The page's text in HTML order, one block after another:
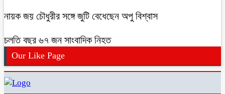
নায়ক জয় চৌধুরীর সঙ্গে জুটি বেধেছেন অপু বিশ্বাস
চলতি বছর ৬৭ জন সাংবাদিক নিহত
Our Like Page